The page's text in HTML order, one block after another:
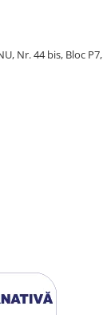
Nr. 44 bis, Bloc P7,